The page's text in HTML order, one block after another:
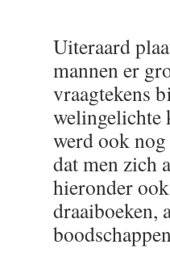
Uiteraard
mannen er
vraagtekens
welingelichte
werd ook
dat men zich
hieronder
draaiboeken,